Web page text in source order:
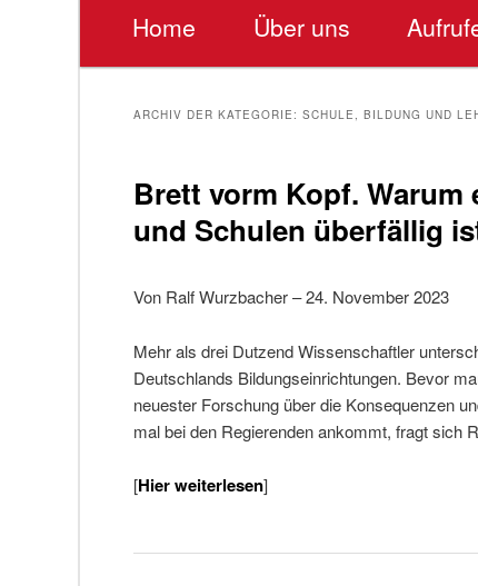
Home Über uns
ARCHIV DER KATEGORIE: SCHULE, BILDUNG UND
Brett vorm Kopf.
und Schulen überfällig
Von Ralf Wurzbacher –24. November 2023
Mehr als drei Dutzend Wissenschaftler
Deutschlands Bildungseinrichtungen. Bevor
neuester Forschung über die Konsequenzen
mal bei den Regierenden ankommt, fragt sich
[Hier weiterlesen]